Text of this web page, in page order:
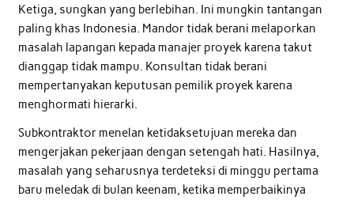
Ketiga, sungkan yang berlebihan. Ini mungkin tantangan
paling khas Indonesia. Mandor tidak berani melaporkan
masalah lapangan kepada manajer proyek karena takut
dianggap tidak mampu. Konsultan tidak berani
mempertanyakan keputusan pemilik proyek karena
menghormati hierarki.
Subkontraktor menelan ketidaksetujuan mereka dan
mengerjakan pekerjaan dengan setengah hati. Hasilnya,
masalah yang seharusnya terdeteksi di minggu pertama
baru meledak di bulan keenam, ketika memperbaikinya